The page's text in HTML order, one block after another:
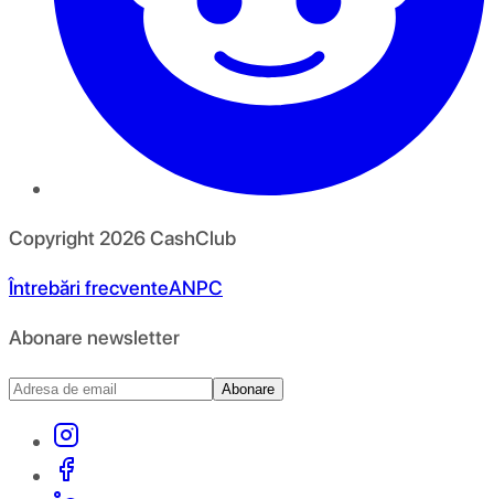
Copyright 2026CashClub
Întrebări frecventeANPC
Abonare newsletter
Abonare